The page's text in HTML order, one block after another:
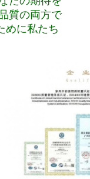
質の両方で
めに私たち